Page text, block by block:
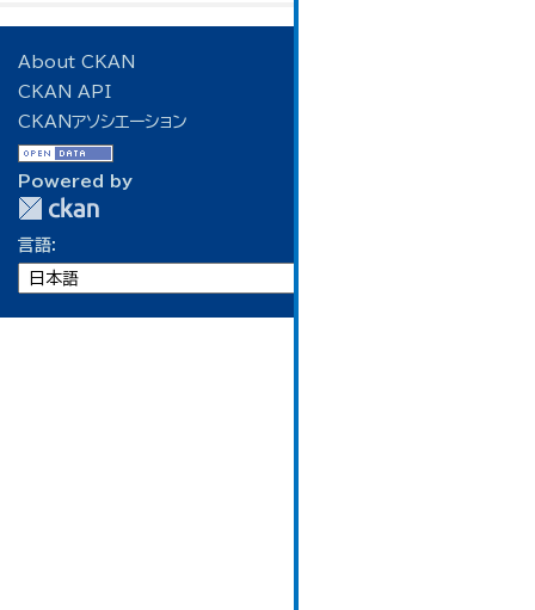
About CKAN
CKAN API
CKANアソシエーション
Powered by
言語